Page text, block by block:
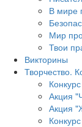
В мире
Мир
Твои
Викторины
Творчество.
Акция
Акция